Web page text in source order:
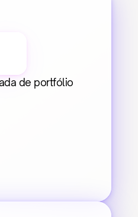
de portfólio